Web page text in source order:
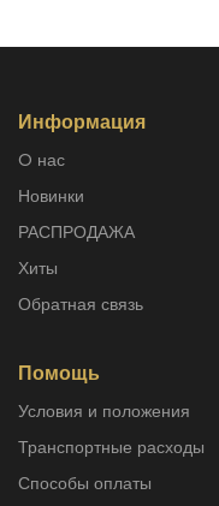
Информация
O нас
Новинки
РАСПРОДАЖА
Хиты
Обратная связь
Помощь
Условия и положения
Транспортные расходы
способы оплаты